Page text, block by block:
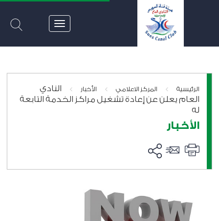
الرئيسية > المركز الاعلامي > الأخبار >
النادي
العام يعلن عن إعادة تشغيل مراكز الخدمة التابعة
له
الأخبار